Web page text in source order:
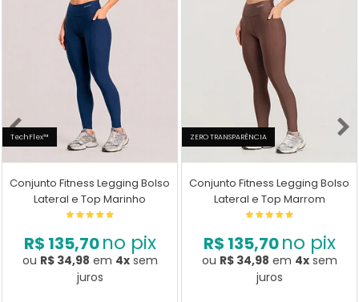
TechFlex™
Conjunto Fitness Legging Bolso
Lateral e Top Marinho
R$ 135,70no pix
ou R$ 34,98 em 4xsem
juros
ZERO TRANSPARÊNCIA
Conjunto Fitness Legging Bolso
Lateral e Top Marrom
R$ 135,70no pix
ou R$ 34,98 em 4xsem
juros